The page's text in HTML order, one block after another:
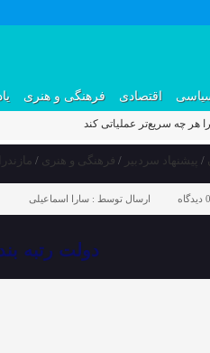
اقتصادی فرهنگی و هنری
هر چه سریع‌تر عملیاتی کند
/ پیشنهاد سردبیر / فرهنگی و هنری /
0 دیدگاه ارسال توسط : سارا اسماعیلی
دولت رتبه